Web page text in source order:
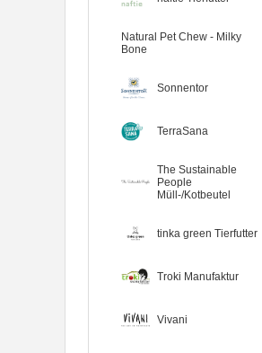
Natural Pet Chew - Milky
Bone
Sonnentor
TerraSana
The Sustainable
People
Müll-/Kotbeutel
tinka green Tierfutter
Troki Manufaktur
Vivani
7er-VE Bio Tee Wilde Brennnessel